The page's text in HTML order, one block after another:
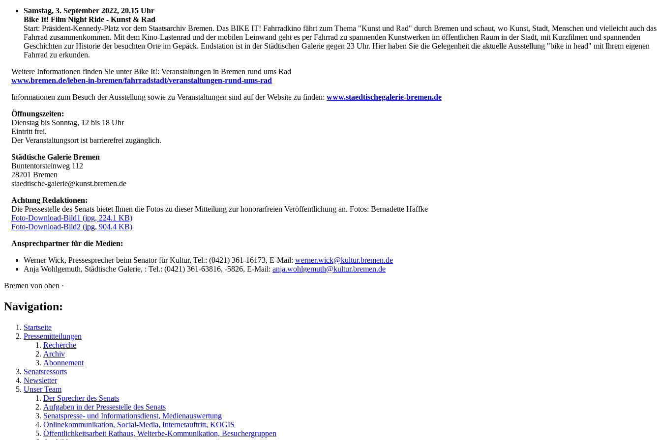
Samstag, 3. September 2022, 20.15 Uhr
Bike It! Film Night Ride - Kunst & Rad
Start: Präsident-Kennedy-Platz vor dem Staatsarchiv Bremen. Das BIKE IT! Fahrradkino fährt zum Thema "Kunst und Rad" durch Bremen und schaut, wo Kunst, Stadt, Menschen und vielleicht auch das
Fahrrad zusammenkommen. Mit dem Kino-Lastenrad und der mobilen Leinwand geht es per Fahrrad zu spannenden Kunstwerken im öffentlichen Raum in der Stadt, mit Kurzfilmen und spannenden
Geschichten zur Historie der besuchten Orte im Gepäck. Endstation ist in der Städtischen Galerie gegen 23 Uhr. Hier haben Sie die Gelegenheit die aktuelle Ausstellung "bike in head" mit Ihrem eigenen
Fahrrad zu erkunden.
Weitere Informationen finden Sie unter Bike It!: Veranstaltungen in Bremen rund ums Rad
www.bremen.de/leben-in-bremen/fahrradstadt/veranstaltungen-rund-ums-rad
Informationen zum Besuch der Ausstellung sowie zu Veranstaltungen sind auf der Website zu finden: www.staedtischegalerie-bremen.de
Öffnungszeiten:
Dienstag bis Sonntag, 12 bis 18 Uhr
Eintritt frei.
Der Veranstaltungsort ist barrierefrei zugänglich.
Städtische Galerie Bremen
Buntentorsteinweg 112
28201 Bremen
staedtische-galerie@kunst.bremen.de
Achtung Redaktionen:
Die Pressestelle des Senats bietet Ihnen die Fotos zu dieser Mitteilung zur honorarfreien Veröffentlichung an. Fotos: Bernadette Haffke
Foto-Download-Bild1 (jpg, 224.1 KB)
Foto-Download-Bild2 (jpg, 904.4 KB)
Ansprechpartner für die Medien:
Werner Wick, Pressesprecher beim Senator für Kultur, Tel.: (0421) 361-16173, E-Mail: werner.wick@kultur.bremen.de
Anja Wohlgemuth, Städtische Galerie, : Tel.: (0421) 361-63816, -5826, E-Mail: anja.wohlgemuth@kultur.bremen.de
Bremen von oben ·
Navigation:
Startseite
Pressemitteilungen
Recherche
Archiv
Abonnement
Senatsressorts
Newsletter
Unser Team
Der Sprecher des Senats
Aufgaben in der Pressestelle des Senats
Senatspresse- und Informationsdienst, Medienauswertung
Onlinekommunikation, Social-Media, Internetauftritt, KOGIS
Öffentlichkeitsarbeit Rathaus, Welterbe-Kommunikation, Besuchergruppen